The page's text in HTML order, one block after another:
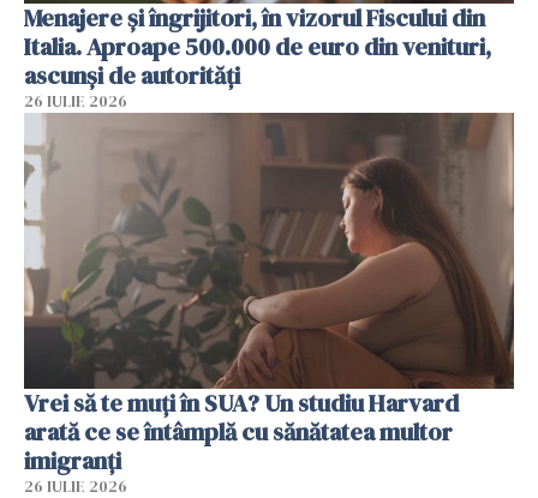
Menajere și îngrijitori, în vizorul Fiscului din
Italia. Aproape 500.000 de euro din venituri,
ascunși de autorități
26 IULIE 2026
Vrei să te muți în SUA? Un studiu Harvard
arată ce se întâmplă cu sănătatea multor
imigranți
26 IULIE 2026